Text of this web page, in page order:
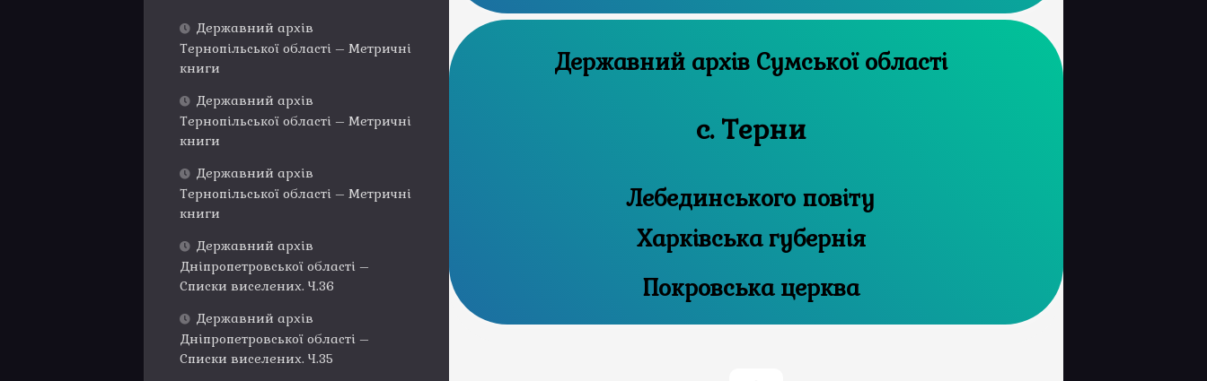
Державний архів
Тернопільської області – Метричні
книги
Державний архів
Тернопільської області – Метричні
книги
Державний архів
Тернопільської області – Метричні
книги
Державний архів
Дніпропетровської області –
Списки виселених. Ч.36
Державний архів
Дніпропетровської області –
Списки виселених. Ч.35
Державний архів Сумської області
с. Терни
Лебединського повіту
Харківська губернія
Покровська церква